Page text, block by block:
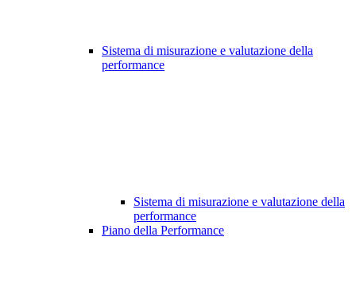
Sistema di misurazione e valutazione della
performance
Sistema di misurazione e valutazione della
performance
Piano della Performance